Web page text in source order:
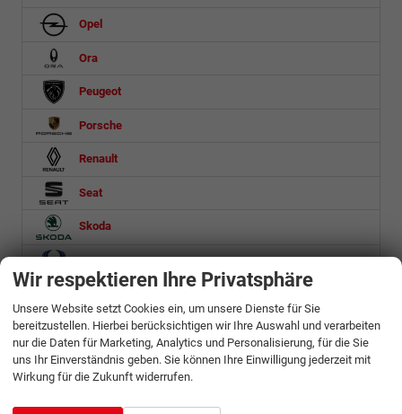
Opel
Ora
Peugeot
Porsche
Renault
Seat
Skoda
Ssangyong
Suzuki
Toyota
Volkswagen
Wir respektieren Ihre Privatsphäre
Unsere Website setzt Cookies ein, um unsere Dienste für Sie
bereitzustellen. Hierbei berücksichtigen wir Ihre Auswahl und verarbeiten
nur die Daten für Marketing, Analytics und Personalisierung, für die Sie
uns Ihr Einverständnis geben. Sie können Ihre Einwilligung jederzeit mit
Wirkung für die Zukunft widerrufen.